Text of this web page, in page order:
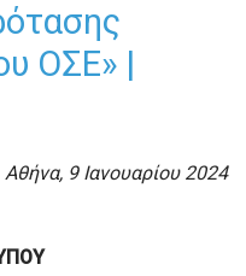
ΟΣΕ» |
Αθήνα, 9 Ιανουαρίου 2024